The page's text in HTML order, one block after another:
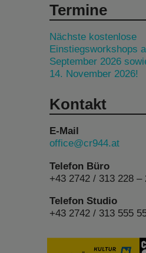
Termine
Nächste kostenlose
Einstiegsworkshops
September 2026
14. November 2026!
Kontakt
E-Mail
office@cr944.at
Telefon Büro
+43 2742 / 313 228 –
Telefon Studio
+43 2742 / 313 555